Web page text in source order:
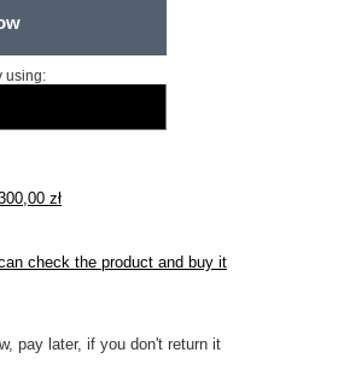
using:
zł
check the product and buy it
pay later, if you don't return it